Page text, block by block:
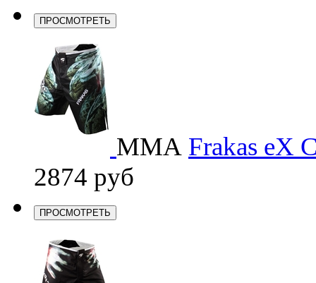
ПРОСМОТРЕТЬ
ММА Frakas eX
2874 руб
ПРОСМОТРЕТЬ